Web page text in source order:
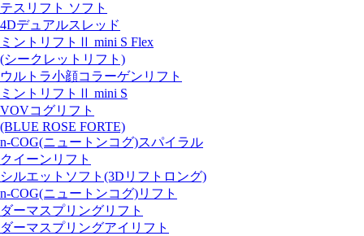
テスリフト ソフト
4Dデュアルスレッド
ミントリフトⅡ mini S Flex
(シークレットリフト)
ウルトラ小顔コラーゲンリフト
ミントリフトⅡ mini S
VOVコグリフト
(BLUE ROSE FORTE)
n-COG(ニュートンコグ)スパイラル
クイーンリフト
シルエットソフト(3Dリフトロング)
n-COG(ニュートンコグ)リフト
ダーマスプリングリフト
ダーマスプリングアイリフト